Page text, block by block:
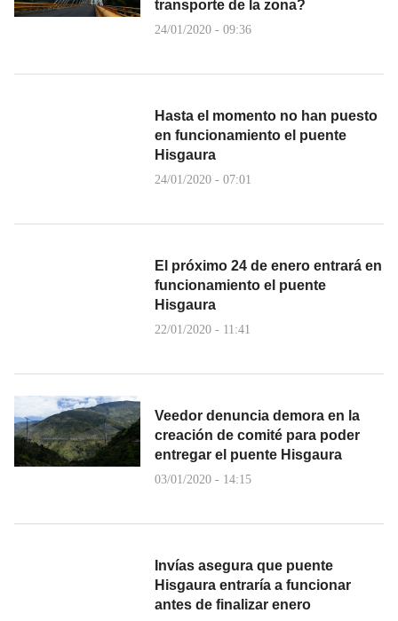
transporte de la zona?
24/01/2020 - 09:36
Hasta el momento no han puesto
en funcionamiento el puente
Hisgaura
24/01/2020 - 07:01
El próximo 24 de enero entrará en
funcionamiento el puente
Hisgaura
22/01/2020 - 11:41
Veedor denuncia demora en la
creación de comité para poder
entregar el puente Hisgaura
03/01/2020 - 14:15
Invías asegura que puente
Hisgaura entraría a funcionar
antes de finalizar enero